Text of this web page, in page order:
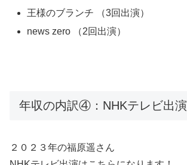
王様のブランチ （3回出演）
news zero （2回出演）
年収の内訳④：NHKテレビ出演
２０２３年の福原遥さん